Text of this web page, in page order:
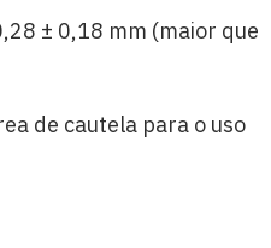
± 0,18 mm (maior que
de cautela para o uso